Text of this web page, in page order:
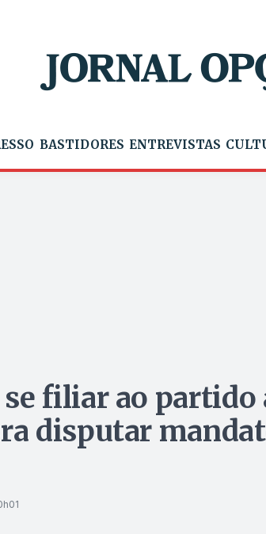
BASTIDORES ENTREVISTAS
se filiar ao partido
disputar